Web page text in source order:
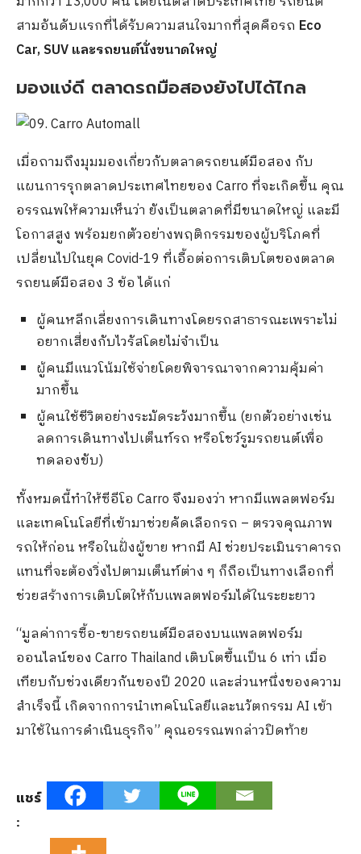
สามอันดับแรกที่ได้รับความสนใจมากที่สุดคือรถ Eco
Car, SUV และรถยนต์นั่งขนาดใหญ่
มองแง่ดี ตลาดรถมือสองยังไปได้ไกล
เมื่อถามถึงมุมมองเกี่ยวกับตลาดรถยนต์มือสอง กับ
แผนการรุกตลาดประเทศไทยของ Carro ที่จะเกิดขึ้น คุณ
อรรณพให้ความเห็นว่า ยังเป็นตลาดที่มีขนาดใหญ่ และมี
โอกาสสูง พร้อมยกตัวอย่างพฤติกรรมของผู้บริโภคที่
เปลี่ยนไปในยุค Covid-19 ที่เอื้อต่อการเติบโตของตลาด
รถยนต์มือสอง 3 ข้อ ได้แก่
ผู้คนหลีกเลี่ยงการเดินทางโดยรถสาธารณะเพราะไม่
อยากเสี่ยงกับไวรัสโดยไม่จำเป็น
ผู้คนมีแนวโน้มใช้จ่ายโดยพิจารณาจากความคุ้มค่า
มากขึ้น
ผู้คนใช้ชีวิตอย่างระมัดระวังมากขึ้น (ยกตัวอย่างเช่น
ลดการเดินทางไปเต็นท์รถ หรือโชว์รูมรถยนต์เพื่อ
ทดลองขับ)
ทั้งหมดนี้ทำให้ซีอีโอ Carro จึงมองว่า หากมีแพลตฟอร์ม
และเทคโนโลยีที่เข้ามาช่วยคัดเลือกรถ – ตรวจคุณภาพ
รถให้ก่อน หรือในฝั่งผู้ขาย หากมี AI ช่วยประเมินราคารถ
แทนที่จะต้องวิ่งไปตามเต็นท์ต่าง ๆ ก็ถือเป็นทางเลือกที่
ช่วยสร้างการเติบโตให้กับแพลตฟอร์มได้ในระยะยาว
“มูลค่าการซื้อ-ขายรถยนต์มือสองบนแพลตฟอร์ม
ออนไลน์ของ Carro Thailand เติบโตขึ้นเป็น 6 เท่า เมื่อ
เทียบกับช่วงเดียวกันของปี 2020 และส่วนหนึ่งของความ
สำเร็จนี้ เกิดจากการนำเทคโนโลยีและนวัตกรรม AI เข้า
มาใช้ในการดำเนินธุรกิจ” คุณอรรณพกล่าวปิดท้าย
แชร์
: